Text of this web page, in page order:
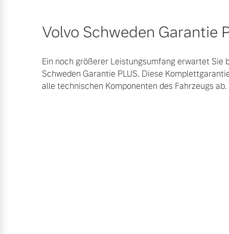
Entdecken Sie unsere saisonalen
Mehr erfahren
Volvo Schweden Garantie
Ein noch größerer Leistungsumfang erwartet Sie
Schweden Garantie PLUS. Diese
alle technischen Komponenten des Fahrzeugs ab.